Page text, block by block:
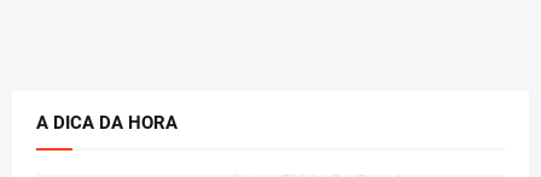
A DICA DA HORA